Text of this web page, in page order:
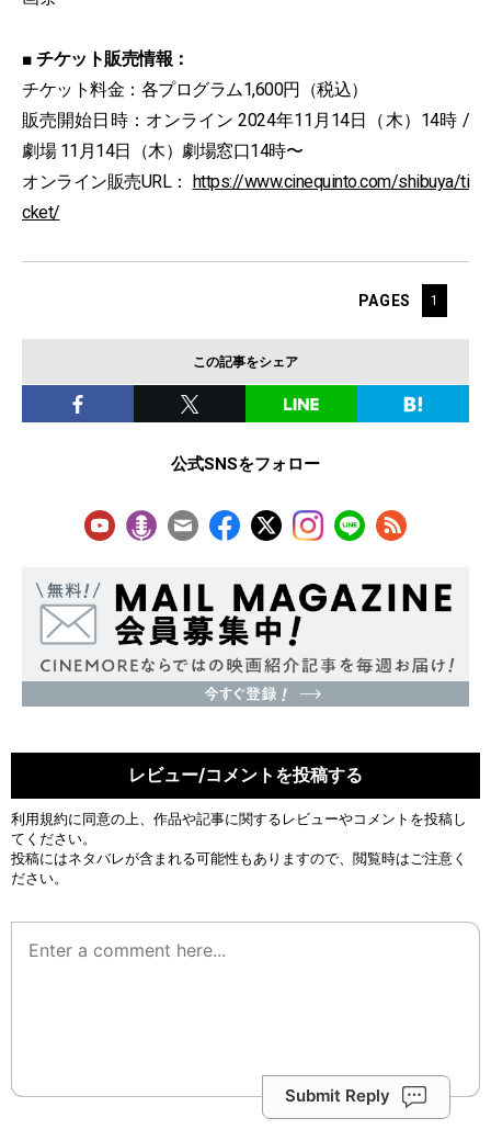
■ チケット販売情報：
チケット料金：各プログラム1,600円（税込）
販売開始日時：オンライン 2024年11月14日（木）14時 /
劇場 11月14日（木）劇場窓口14時〜
オンライン販売URL： https://www.cinequinto.com/shibuya/ti
cket/
PAGES 1
この記事をシェア
公式SNSをフォロー
レビュー/コメントを投稿する
利用規約に同意の上、作品や記事に関するレビューやコメントを投稿し
てください。
投稿にはネタバレが含まれる可能性もありますので、閲覧時はご注意く
ださい。
Submit Reply